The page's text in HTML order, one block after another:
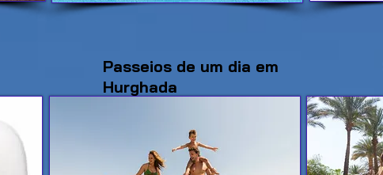
Passeios de um dia em
Hurghada